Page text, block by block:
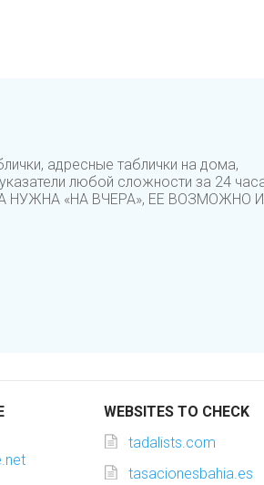
адресные таблички на дома,
любой сложности за 24
НУЖНА «НА ВЧЕРА», ЕЕ ВОЗМОЖНО
WEBSITES TO CHECK
tadalists.com
tasacionesbahia.es